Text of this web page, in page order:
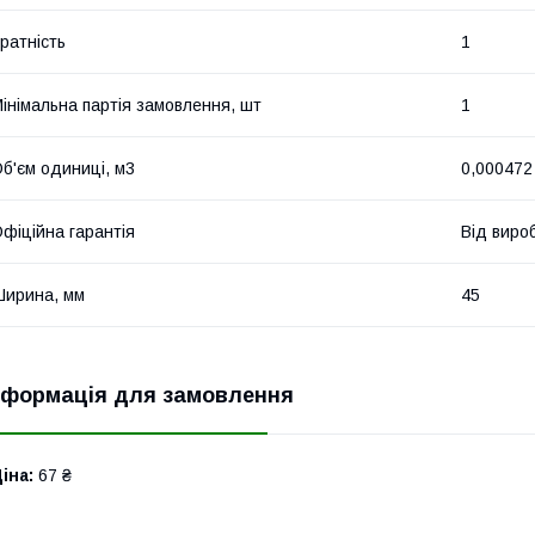
1
партія замовлення, шт 1
одиниці, м3 0,000472
гарантія Від
мм 45
для замовлення
67 ₴